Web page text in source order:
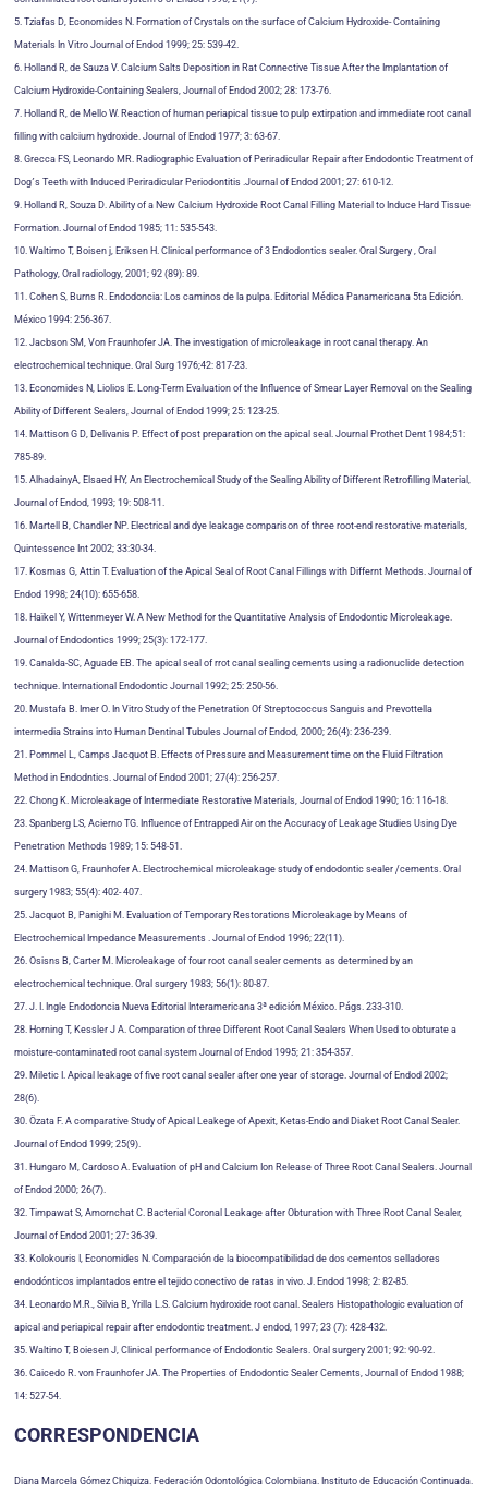
5. Tziafas D, Economides N. Formation of Crystals on the surface of Calcium Hydroxide- Containing
Materials In Vitro Journal of Endod 1999; 25: 539-42.
6. Holland R, de Sauza V. Calcium Salts Deposition in Rat Connective Tissue After the Implantation of
Calcium Hydroxide-Containing Sealers, Journal of Endod 2002; 28: 173-76.
7. Holland R, de Mello W. Reaction of human periapical tissue to pulp extirpation and immediate root canal
filling with calcium hydroxide. Journal of Endod 1977; 3: 63-67.
8. Grecca FS, Leonardo MR. Radiographic Evaluation of Periradicular Repair after Endodontic Treatment of
Dog´s Teeth with Induced Periradicular Periodontitis .Journal of Endod 2001; 27: 610-12.
9. Holland R, Souza D. Ability of a New Calcium Hydroxide Root Canal Filling Material to Induce Hard Tissue
Formation. Journal of Endod 1985; 11: 535-543.
10. Waltimo T, Boisen j, Eriksen H. Clinical performance of 3 Endodontics sealer. Oral Surgery , Oral
Pathology, Oral radiology, 2001; 92 (89): 89.
11. Cohen S, Burns R. Endodoncia: Los caminos de la pulpa. Editorial Médica Panamericana 5ta Edición.
México 1994: 256-367.
12. Jacbson SM, Von Fraunhofer JA. The investigation of microleakage in root canal therapy. An
electrochemical technique. Oral Surg 1976;42: 817-23.
13. Economides N, Liolios E. Long-Term Evaluation of the Influence of Smear Layer Removal on the Sealing
Ability of Different Sealers, Journal of Endod 1999; 25: 123-25.
14. Mattison G D, Delivanis P. Effect of post preparation on the apical seal. Journal Prothet Dent 1984;51:
785-89.
15. AlhadainyA, Elsaed HY, An Electrochemical Study of the Sealing Ability of Different Retrofilling Material,
Journal of Endod, 1993; 19: 508-11.
16. Martell B, Chandler NP. Electrical and dye leakage comparison of three root-end restorative materials,
Quintessence Int 2002; 33:30-34.
17. Kosmas G, Attin T. Evaluation of the Apical Seal of Root Canal Fillings with Differnt Methods. Journal of
Endod 1998; 24(10): 655-658.
18. Haïkel Y, Wittenmeyer W. A New Method for the Quantitative Analysis of Endodontic Microleakage.
Journal of Endodontics 1999; 25(3): 172-177.
19. Canalda-SC, Aguade EB. The apical seal of rrot canal sealing cements using a radionuclide detection
technique. International Endodontic Journal 1992; 25: 250-56.
20. Mustafa B. Imer O. In Vitro Study of the Penetration Of Streptococcus Sanguis and Prevottella
intermedia Strains into Human Dentinal Tubules Journal of Endod, 2000; 26(4): 236-239.
21. Pommel L, Camps Jacquot B. Effects of Pressure and Measurement time on the Fluid Filtration
Method in Endodntics. Journal of Endod 2001; 27(4): 256-257.
22. Chong K. Microleakage of Intermediate Restorative Materials, Journal of Endod 1990; 16: 116-18.
23. Spanberg LS, Acierno TG. Influence of Entrapped Air on the Accuracy of Leakage Studies Using Dye
Penetration Methods 1989; 15: 548-51.
24. Mattison G, Fraunhofer A. Electrochemical microleakage study of endodontic sealer /cements. Oral
surgery 1983; 55(4): 402- 407.
25. Jacquot B, Panighi M. Evaluation of Temporary Restorations Microleakage by Means of
Electrochemical Impedance Measurements . Journal of Endod 1996; 22(11).
26. Osisns B, Carter M. Microleakage of four root canal sealer cements as determined by an
electrochemical technique. Oral surgery 1983; 56(1): 80-87.
27. J. I. Ingle Endodoncia Nueva Editorial Interamericana 3ª edición México. Págs. 233-310.
28. Horning T, Kessler J A. Comparation of three Different Root Canal Sealers When Used to obturate a
moisture-contaminated root canal system Journal of Endod 1995; 21: 354-357.
29. Miletic I. Apical leakage of five root canal sealer after one year of storage. Journal of Endod 2002;
28(6).
30. Özata F. A comparative Study of Apical Leakege of Apexit, Ketas-Endo and Diaket Root Canal Sealer.
Journal of Endod 1999; 25(9).
31. Hungaro M, Cardoso A. Evaluation of pH and Calcium Ion Release of Three Root Canal Sealers. Journal
of Endod 2000; 26(7).
32. Timpawat S, Amornchat C. Bacterial Coronal Leakage after Obturation with Three Root Canal Sealer,
Journal of Endod 2001; 27: 36-39.
33. Kolokouris I, Economides N. Comparación de la biocompatibilidad de dos cementos selladores
endodónticos implantados entre el tejido conectivo de ratas in vivo. J. Endod 1998; 2: 82-85.
34. Leonardo M.R., Silvia B, Yrilla L.S. Calcium hydroxide root canal. Sealers Histopathologic evaluation of
apical and periapical repair after endodontic treatment. J endod, 1997; 23 (7): 428-432.
35. Waltino T, Boiesen J, Clinical performance of Endodontic Sealers. Oral surgery 2001; 92: 90-92.
36. Caicedo R. von Fraunhofer JA. The Properties of Endodontic Sealer Cements, Journal of Endod 1988;
14: 527-54.
CORRESPONDENCIA
Diana Marcela Gómez Chiquiza. Federación Odontológica Colombiana. Instituto de Educación Continuada.